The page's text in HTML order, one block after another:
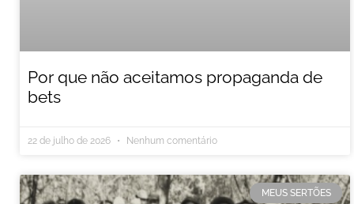
Por que não aceitamos propaganda de
bets
22 de julho de 2026 Nenhum comentário
MEUS SERTÕES